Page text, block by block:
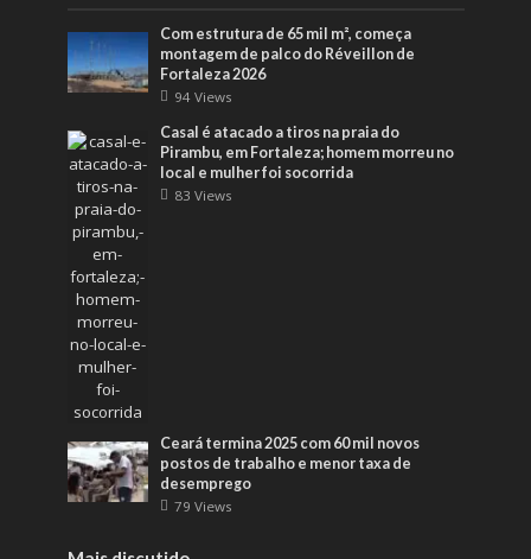
Com estrutura de 65 mil m², começa
montagem de palco do Réveillon de
Fortaleza 2026
94 Views
Casal é atacado a tiros na praia do
Pirambu, em Fortaleza; homem morreu no
local e mulher foi socorrida
83 Views
Ceará termina 2025 com 60 mil novos
postos de trabalho e menor taxa de
desemprego
79 Views